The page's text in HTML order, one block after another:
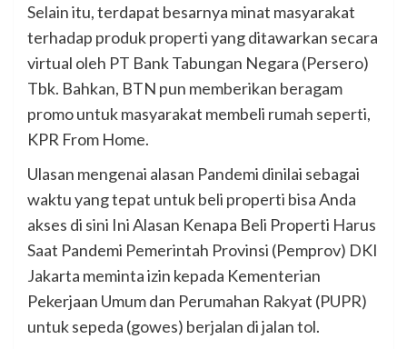
Selain itu, terdapat besarnya minat masyarakat
terhadap produk properti yang ditawarkan secara
virtual oleh PT Bank Tabungan Negara (Persero)
Tbk. Bahkan, BTN pun memberikan beragam
promo untuk masyarakat membeli rumah seperti,
KPR From Home.
Ulasan mengenai alasan Pandemi dinilai sebagai
waktu yang tepat untuk beli properti bisa Anda
akses di sini Ini Alasan Kenapa Beli Properti Harus
Saat Pandemi Pemerintah Provinsi (Pemprov) DKI
Jakarta meminta izin kepada Kementerian
Pekerjaan Umum dan Perumahan Rakyat (PUPR)
untuk sepeda (gowes) berjalan di jalan tol.